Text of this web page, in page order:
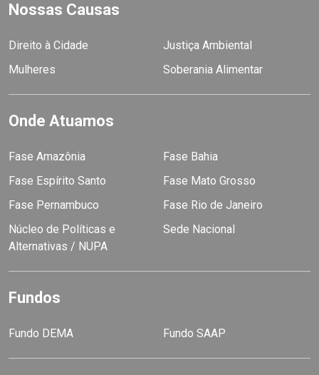
Nossas Causas
Direito à Cidade
Justiça Ambiental
Mulheres
Soberania Alimentar
Onde Atuamos
Fase Amazônia
Fase Bahia
Fase Espírito Santo
Fase Mato Grosso
Fase Pernambuco
Fase Rio de Janeiro
Núcleo de Políticas e
Alternativas / NUPA
Sede Nacional
Fundos
Fundo DEMA Fundo SAAP